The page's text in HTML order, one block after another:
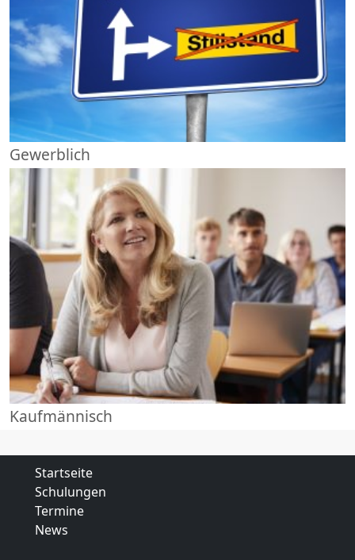
Gewerblich
Kaufmännisch
Startseite
Schulungen
Termine
News